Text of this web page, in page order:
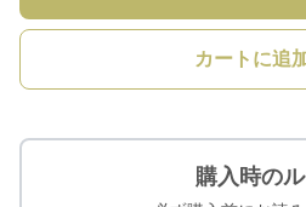
カートに追
購入時の